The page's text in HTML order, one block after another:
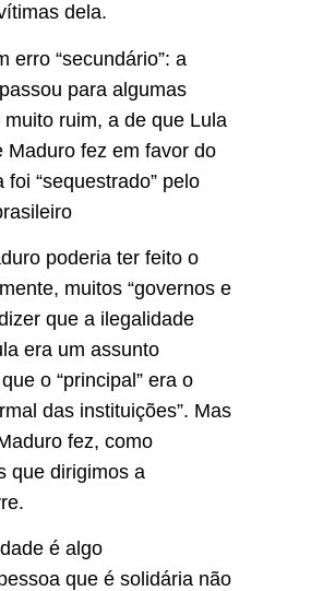
dela.
erro “secundário”: a
para algumas
ruim, a de que Lula
Maduro fez em favor do
“sequestrado” pelo
poderia ter feito o
muitos “governos e
que a ilegalidade
era um assunto
o “principal” era o
das instituições”. Mas
fez, como
que dirigimos a
é algo
que é solidária não